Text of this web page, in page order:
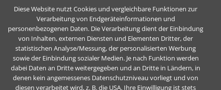
Sing & Poetry Night begeistert mit Talent,
Kreativität und Teamgeist
Teck-Realschule Kirchheim unter Teck Unser Schul-Blog News Details
Diese Website nutzt Cookies und vergleichbare Funktionen zur
Verarbeitung von Endgeräteinformationen und
personenbezogenen Daten. Die Verarbeitung dient der Einbindung
von Inhalten, externen Diensten und Elementen Dritter, der
statistischen Analyse/Messung, der personalisierten Werbung
sowie der Einbindung sozialer Medien. Je nach Funktion werden
dabei Daten an Dritte weitergegeben und an Dritte in Ländern, in
denen kein angemessenes Datenschutzniveau vorliegt und von
diesen verarbeitet wird, z. B. die USA. Ihre Einwilligung ist stets